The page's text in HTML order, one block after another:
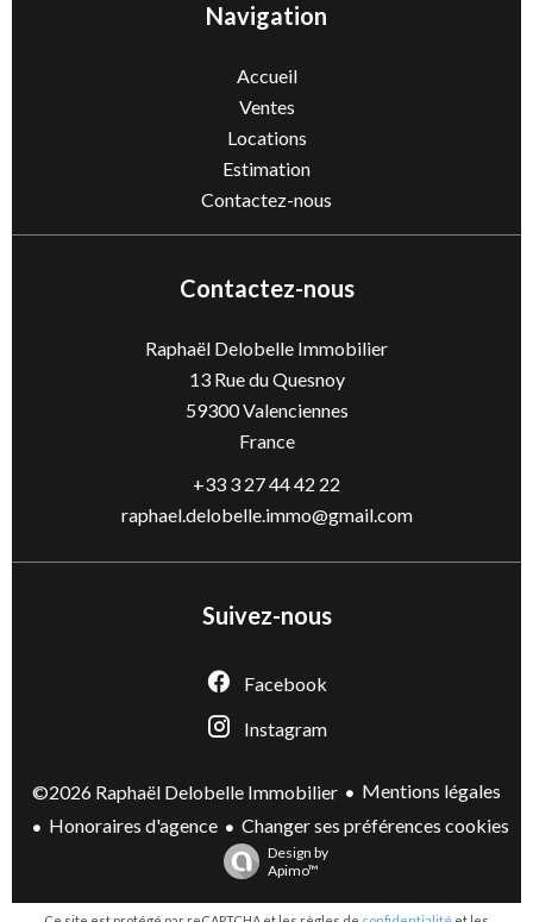
Navigation
Accueil
Ventes
Locations
Estimation
Contactez-nous
Contactez-nous
Raphaël Delobelle Immobilier
13 Rue du Quesnoy
59300Valenciennes
France
+33 3 27 44 42 22
raphael.delobelle.immo@gmail.com
Suivez-nous
Facebook
Instagram
©2026 Raphaël Delobelle Immobilier
Mentions légales
Honoraires d'agence
Changer ses préférences cookies
Design by
Apimo™